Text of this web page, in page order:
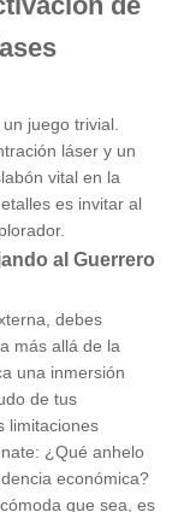
juego trivial.
láser y un
vital en la
es invitar al
al Guerrero
debes
más allá de la
una inmersión
de tus
limitaciones
¿Qué anhelo
económica?
que sea, es